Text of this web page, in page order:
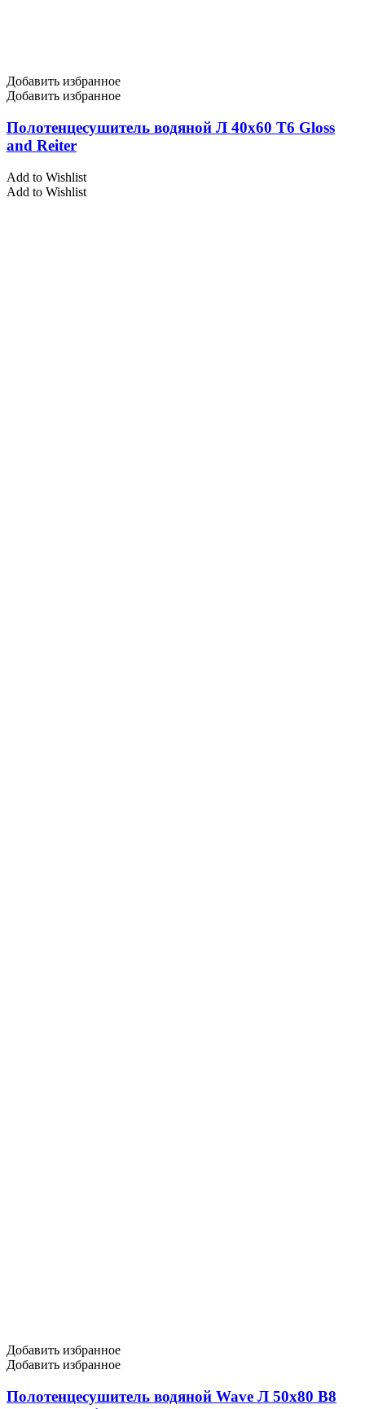
Добавить избранное
Добавить избранное
Полотенцесушитель водяной Л 40х60 Т6 Gloss
and Reiter
Add to Wishlist
Add to Wishlist
Добавить избранное
Добавить избранное
Полотенцесушитель водяной Wave Л 50х80 В8